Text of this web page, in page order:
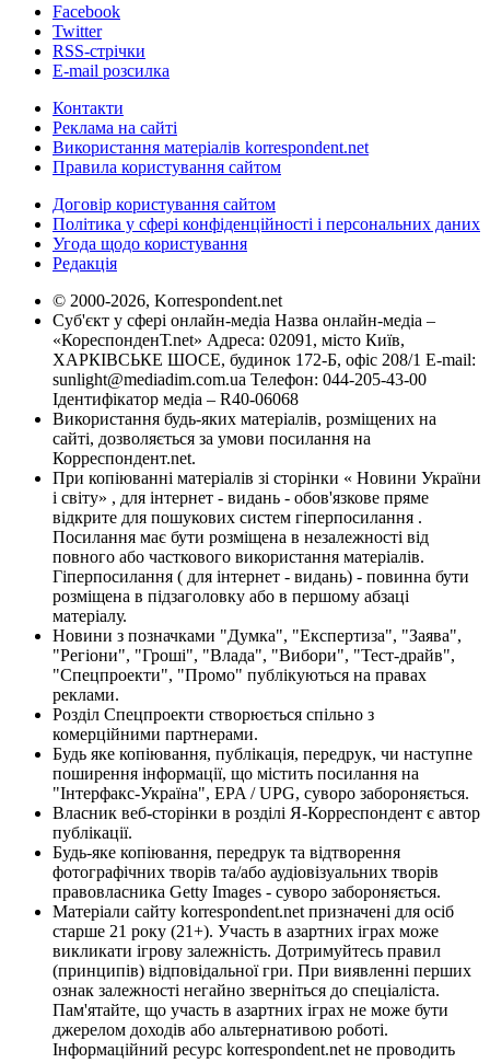
Facebook
Twitter
RSS-стрічки
E-mail розсилка
Контакти
Реклама на сайті
Використання матеріалів korrespondent.net
Правила користування сайтом
Договір користування сайтом
Політика у сфері конфіденційності і персональних даних
Угода щодо користування
Редакція
© 2000-2026, Korrespondent.net
Суб'єкт у сфері онлайн-медіа Назва онлайн-медіа –
«КореспонденТ.net» Адреса: 02091, місто Київ,
ХАРКІВСЬКЕ ШОСЕ, будинок 172-Б, офіс 208/1 E-mail:
sunlight@mediadim.com.ua Телефон: 044-205-43-00
Ідентифікатор медіа – R40-06068
Використання будь-яких матеріалів, розміщених на
сайті, дозволяється за умови посилання на
Корреспондент.net.
При копіюванні матеріалів зі сторінки « Новини України
і світу» , для інтернет - видань - обов'язкове пряме
відкрите для пошукових систем гіперпосилання .
Посилання має бути розміщена в незалежності від
повного або часткового використання матеріалів.
Гіперпосилання ( для інтернет - видань) - повинна бути
розміщена в підзаголовку або в першому абзаці
матеріалу.
Новини з позначками "Думка", "Експертиза", "Заява",
"Регіони", "Гроші", "Влада", "Вибори", "Тест-драйв",
"Спецпроекти", "Промо" публікуються на правах
реклами.
Розділ Спецпроекти створюється спільно з
комерційними партнерами.
Будь яке копіювання, публікація, передрук, чи наступне
поширення інформації, що містить посилання на
"Інтерфакс-Україна", EPA / UPG, суворо забороняється.
Власник веб-сторінки в розділі Я-Корреспондент є автор
публікації.
Будь-яке копіювання, передрук та відтворення
фотографічних творів та/або аудіовізуальних творів
правовласника Getty Images - суворо забороняється.
Матеріали сайту korrespondent.net призначені для осіб
старше 21 року (21+). Участь в азартних іграх може
викликати ігрову залежність. Дотримуйтесь правил
(принципів) відповідальної гри. При виявленні перших
ознак залежності негайно зверніться до спеціаліста.
Пам'ятайте, що участь в азартних іграх не може бути
джерелом доходів або альтернативою роботі.
Інформаційний ресурс korrespondent.net не проводить